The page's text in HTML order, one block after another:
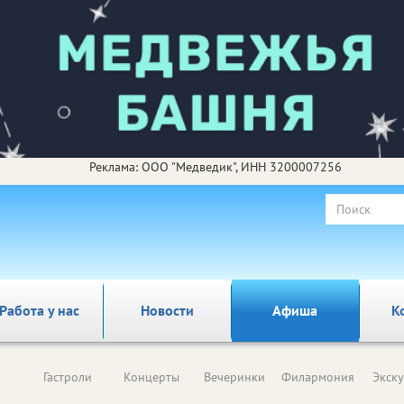
Реклама: ООО "Медведик", ИНН 3200007256
у нас Новости Афиша
Гастроли Концерты Вечеринки Филармония